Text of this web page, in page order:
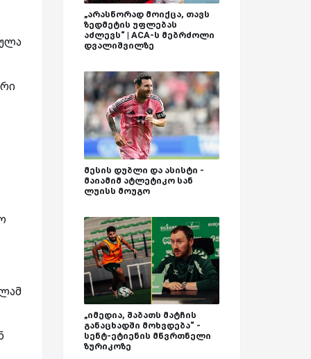
„არასწორად მოიქცა, თავს
ზედმეტის უფლებას
აძლევს“ | ACA-ს მებრძოლი
დვალიშვილზე
მესის დუბლი და ასისტი -
მაიამიმ ატლეტიკო სან
ლუისს მოუგო
„იმედია, შაბათს მატჩის
განაცხადში მოხვდება“ -
სენტ-ეტიენის მწვრთნელი
ზურიკოზე